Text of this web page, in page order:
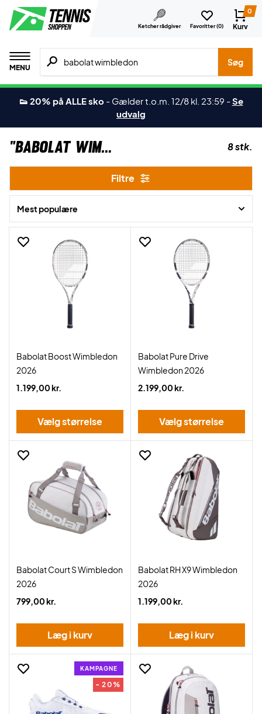
Ketcher rådgiver Favoritter (0)
0
Kurv
MENU
Søg efter produkter, mærker etc.
Søg
👟 20% på ALLE sko - Gælder t.o.m. 12/8 kl. 23:59 -Se
udvalg
"babolat wimbledon " 8 stk.
Filtre
Mest populære
Babolat Boost Wimbledon
2026
1.199,00 kr.
Vælg størrelse
Babolat Pure Drive
Wimbledon 2026
2.199,00 kr.
Vælg størrelse
Babolat Court S Wimbledon
2026
799,00 kr.
Læg i kurv
Babolat RH X9 Wimbledon
2026
1.199,00 kr.
Læg i kurv
KAMPAGNE
- 20%